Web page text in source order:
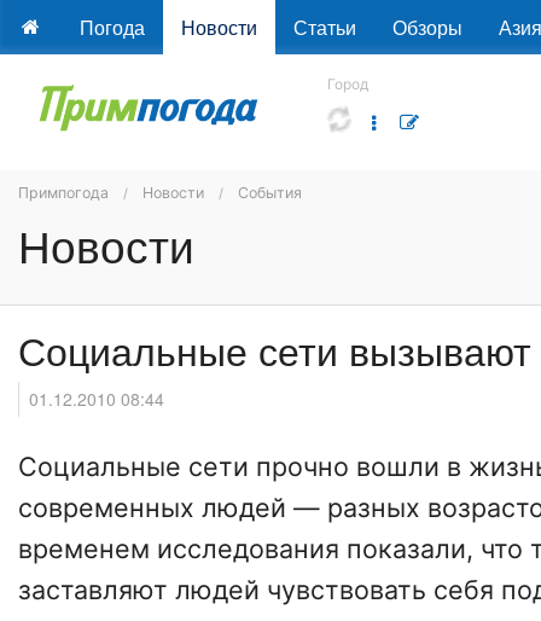
Погода Новости Статьи Обзоры Азия
Город
Примпогода Новости События
Новости
Социальные сети вызывают
01.12.2010 08:44
Социальные сети прочно вошли в
современных людей — разных
временем исследования показали, что
заставляют людей чувствовать себя